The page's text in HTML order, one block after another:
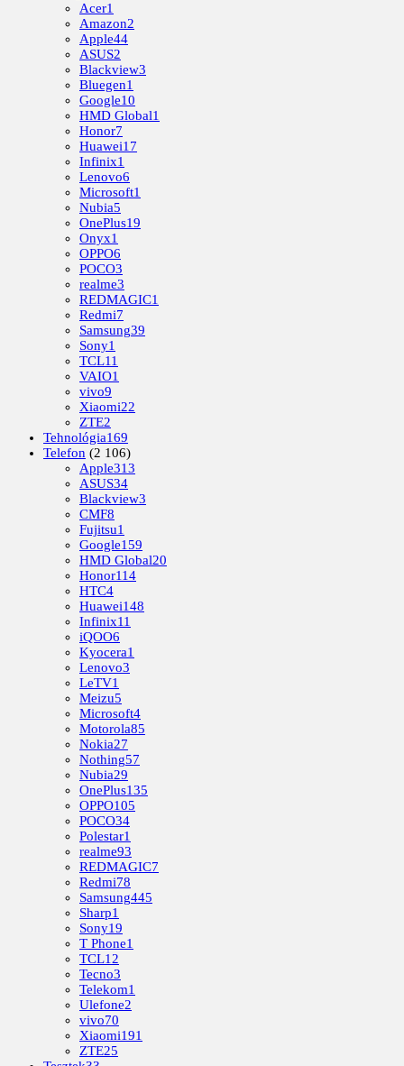
Acer1
Amazon2
Apple44
ASUS2
Blackview3
Bluegen1
Google10
HMD Global1
Honor7
Huawei17
Infinix1
Lenovo6
Microsoft1
Nubia5
OnePlus19
Onyx1
OPPO6
POCO3
realme3
REDMAGIC1
Redmi7
Samsung39
Sony1
TCL11
VAIO1
vivo9
Xiaomi22
ZTE2
Tehnológia169
Telefon (2 106)
Apple313
ASUS34
Blackview3
CMF8
Fujitsu1
Google159
HMD Global20
Honor114
HTC4
Huawei148
Infinix11
iQOO6
Kyocera1
Lenovo3
LeTV1
Meizu5
Microsoft4
Motorola85
Nokia27
Nothing57
Nubia29
OnePlus135
OPPO105
POCO34
Polestar1
realme93
REDMAGIC7
Redmi78
Samsung445
Sharp1
Sony19
T Phone1
TCL12
Tecno3
Telekom1
Ulefone2
vivo70
Xiaomi191
ZTE25